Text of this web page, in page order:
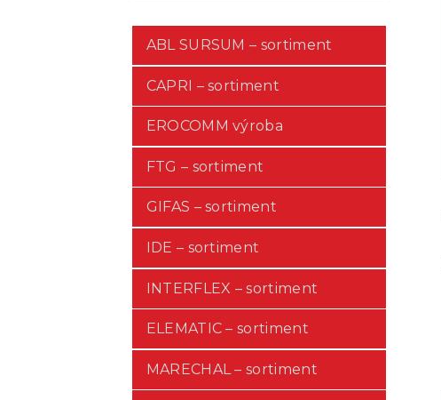
ABL SURSUM – sortiment
CAPRI – sortiment
EROCOMM výroba
FTG – sortiment
GIFAS – sortiment
IDE – sortiment
INTERFLEX – sortiment
ELEMATIC – sortiment
MARECHAL – sortiment